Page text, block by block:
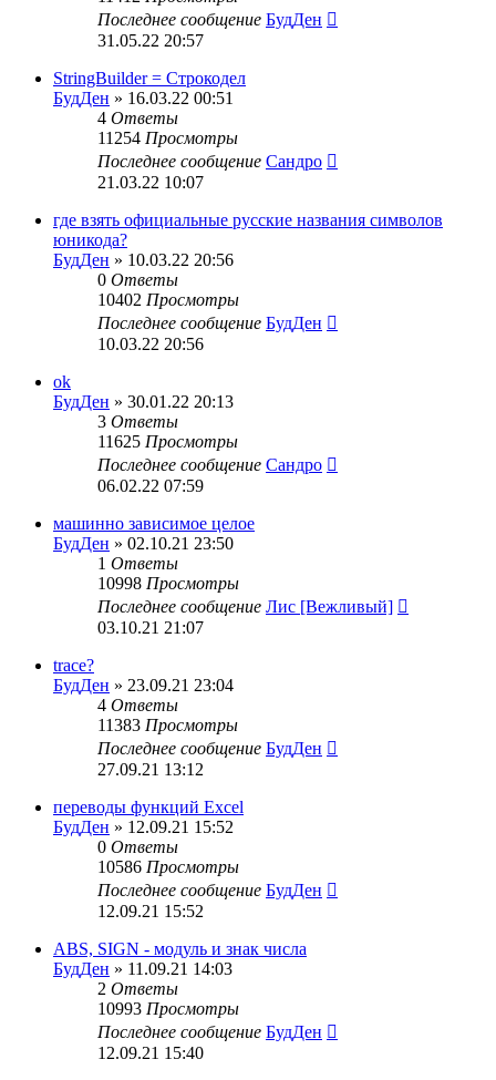
Последнее сообщение БудДен
31.05.22 20:57
StringBuilder = Строкодел
БудДен » 16.03.22 00:51
4 Ответы
11254 Просмотры
Последнее сообщение Сандро
21.03.22 10:07
где взять официальные русские названия символов
юникода?
БудДен » 10.03.22 20:56
0 Ответы
10402 Просмотры
Последнее сообщение БудДен
10.03.22 20:56
ok
БудДен » 30.01.22 20:13
3 Ответы
11625 Просмотры
Последнее сообщение Сандро
06.02.22 07:59
машинно зависимое целое
БудДен » 02.10.21 23:50
1 Ответы
10998 Просмотры
Последнее сообщение Лис [Вежливый]
03.10.21 21:07
trace?
БудДен » 23.09.21 23:04
4 Ответы
11383 Просмотры
Последнее сообщение БудДен
27.09.21 13:12
переводы функций Excel
БудДен » 12.09.21 15:52
0 Ответы
10586 Просмотры
Последнее сообщение БудДен
12.09.21 15:52
ABS, SIGN - модуль и знак числа
БудДен » 11.09.21 14:03
2 Ответы
10993 Просмотры
Последнее сообщение БудДен
12.09.21 15:40